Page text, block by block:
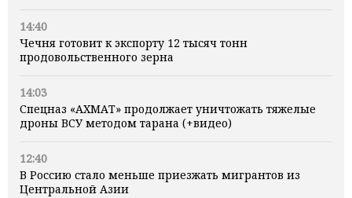
14:40
Чечня готовит к экспорту 12 тысяч тонн
продовольственного зерна
14:03
Спецназ «АХМАТ» продолжает уничтожать тяжелые
дроны ВСУ методом тарана (+видео)
12:40
В Россию стало меньше приезжать мигрантов из
Центральной Азии